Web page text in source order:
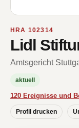
HRA 102314
Lidl
Amtsgericht
aktuell
120 Ereignisse und
Profil drucken